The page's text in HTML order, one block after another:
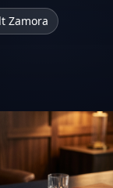
Zamora